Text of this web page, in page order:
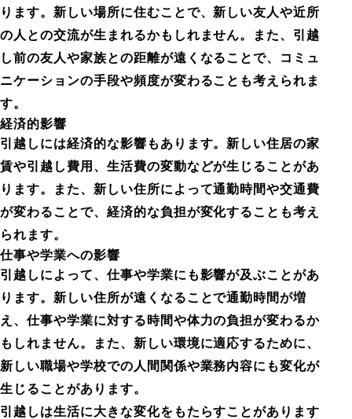
ります。新しい場所に住むことで、新しい友人や近所
の人との交流が生まれるかもしれません。また、引越
し前の友人や家族との距離が遠くなることで、コミュ
ニケーションの手段や頻度が変わることも考えられま
す。
経済的影響
引越しには経済的な影響もあります。新しい住居の家
賃や引越し費用、生活費の変動などが生じることがあ
ります。また、新しい住所によって通勤時間や交通費
が変わることで、経済的な負担が変化することも考え
られます。
仕事や学業への影響
引越しによって、仕事や学業にも影響が及ぶことがあ
ります。新しい住所が遠くなることで通勤時間が増
え、仕事や学業に対する時間や体力の負担が変わるか
もしれません。また、新しい環境に適応するために、
新しい職場や学校での人間関係や業務内容にも変化が
生じることがあります。
引越しは生活に大きな変化をもたらすことがあります